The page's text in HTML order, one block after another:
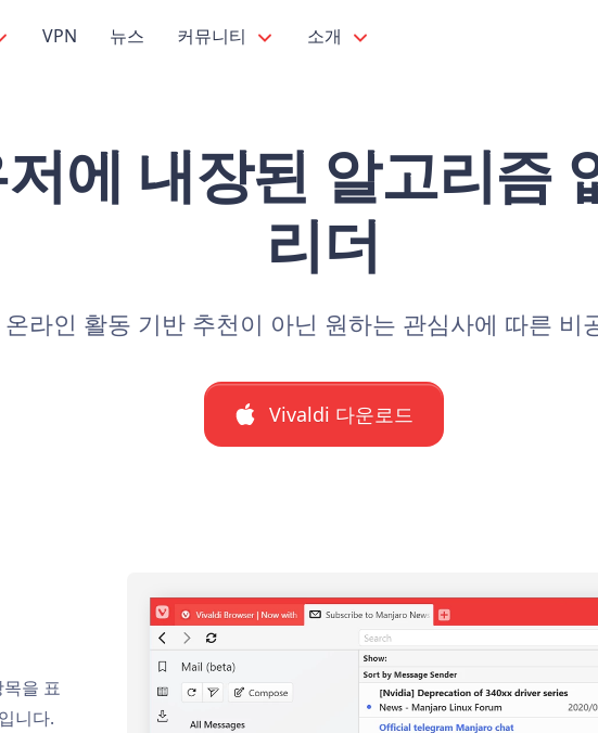
VPN 뉴스 커뮤니티 소개
에 내장된 알고리즘
리더
라인 활동 기반 추천이 아닌 원하는 관심사에 따른 비
Vivaldi 다운로드
을 표
니다.